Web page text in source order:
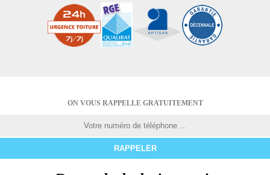
ON VOUS RAPPELLE GRATUITEMENT